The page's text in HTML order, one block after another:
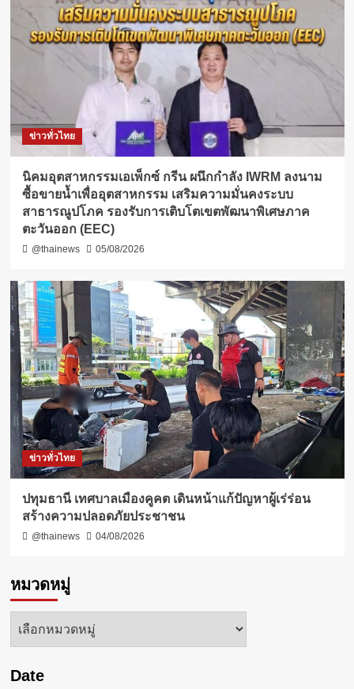
ข่าวทั่วไทย
​นิคมอุตสาหกรรมเอเพ็กซ์ กรีน ผนึกกำลัง IWRM ลงนาม
ซื้อขายน้ำเพื่ออุตสาหกรรม เสริมความมั่นคงระบบ
สาธารณูปโภค รองรับการเติบโตเขตพัฒนาพิเศษภาค
ตะวันออก (EEC)
@thainews 05/08/2026
ข่าวทั่วไทย
ปทุมธานี เทศบาลเมืองคูคต เดินหน้าแก้ปัญหาผู้เร่ร่อน
สร้างความปลอดภัยประชาชน
@thainews 04/08/2026
หมวดหมู่
หมวด
Date